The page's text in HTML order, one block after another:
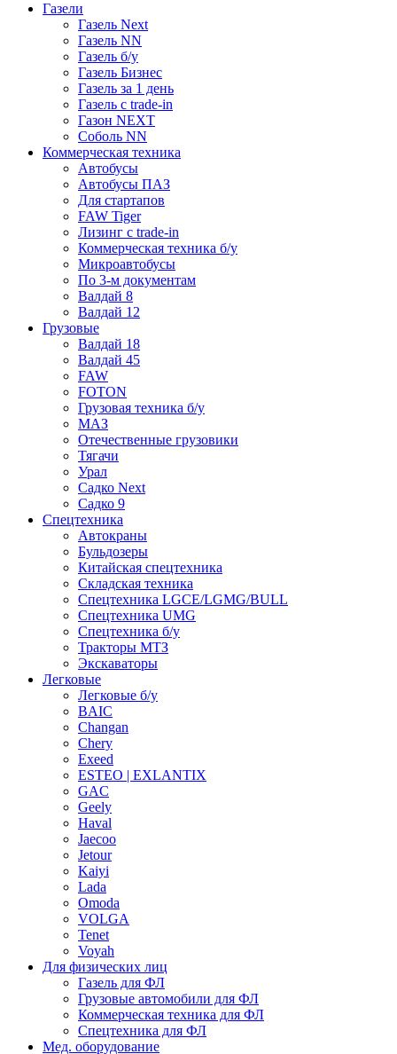
Газели
Газель Next
Газель NN
Газель б/у
Газель Бизнес
Газель за 1 день
Газель с trade-in
Газон NEXT
Соболь NN
Коммерческая техника
Автобусы
Автобусы ПАЗ
Для стартапов
FAW Tiger
Лизинг с trade-in
Коммерческая техника б/у
Микроавтобусы
По 3-м документам
Валдай 8
Валдай 12
Грузовые
Валдай 18
Валдай 45
FAW
FOTON
Грузовая техника б/у
МАЗ
Отечественные грузовики
Тягачи
Урал
Садко Next
Садко 9
Спецтехника
Автокраны
Бульдозеры
Китайская спецтехника
Складская техника
Спецтехника LGCE/LGMG/BULL
Спецтехника UMG
Спецтехника б/у
Тракторы МТЗ
Экскаваторы
Легковые
Легковые б/у
BAIC
Changan
Chery
Exeed
ESTEO | EXLANTIX
GAC
Geely
Haval
Jaecoo
Jetour
Kaiyi
Lada
Omoda
VOLGA
Tenet
Voyah
Для физических лиц
Газель для ФЛ
Грузовые автомобили для ФЛ
Коммерческая техника для ФЛ
Спецтехника для ФЛ
Мед. оборудование